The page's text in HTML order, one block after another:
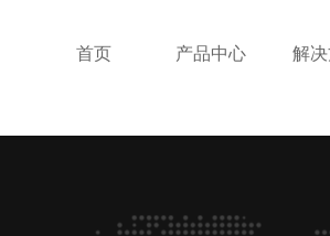
首页 产品中心 解